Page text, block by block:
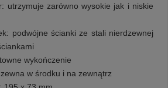
Zobacz więcej
utrzymuje zarówno wysokie jak i niskie
podwójne ścianki ze stali nierdzewnej
wykończenie
w środku i na zewnątrz